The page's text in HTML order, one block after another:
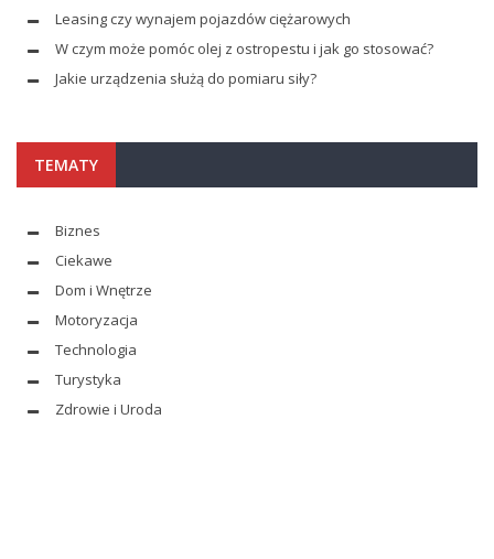
Leasing czy wynajem pojazdów ciężarowych
W czym może pomóc olej z ostropestu i jak go stosować?
Jakie urządzenia służą do pomiaru siły?
TEMATY
Biznes
Ciekawe
Dom i Wnętrze
Motoryzacja
Technologia
Turystyka
Zdrowie i Uroda